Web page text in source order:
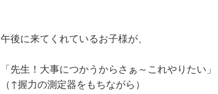
午後に来てくれているお子様が、
「先生！大事につかうからさぁ～これやりたい」
（↑握力の測定器をもちながら）